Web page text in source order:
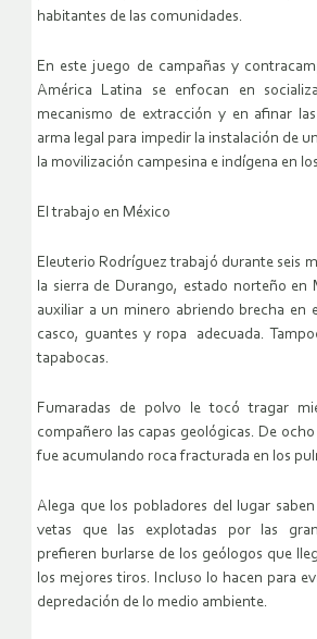
habitantes de las comunidades.
En este juego de campañas y
América Latina se enfocan en
mecanismo de extracción y en afinar
arma legal para impedir la instalación de
la movilización campesina e indígena en
El trabajo en México
Eleuterio Rodríguez trabajó durante seis
la sierra de Durango, estado norteño en
auxiliar a un minero abriendo brecha en
casco, guantes y ropa adecuada.
tapabocas.
Fumaradas de polvo le tocó tragar
compañero las capas geológicas. De
fue acumulando roca fracturada en los
Alega que los pobladores del lugar
vetas que las explotadas por las
prefieren burlarse de los geólogos que
los mejores tiros. Incluso lo hacen para
depredación de lo medio ambiente.